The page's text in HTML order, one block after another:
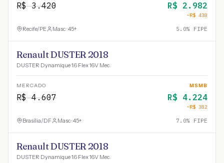
R$3.420 R$ 2.982
−R$ 438
Recife/PE Masc · 45+ 5.0% FIPE
Renault DUSTER 2018
DUSTER Dynamique 1.6 Flex 16V Mec.
MERCADO
R$4.607
MSMB
R$ 4.224
−R$ 382
Brasília/DF Masc · 45+ 7.0% FIPE
Renault DUSTER 2018
DUSTER Dynamique 1.6 Flex 16V Mec.